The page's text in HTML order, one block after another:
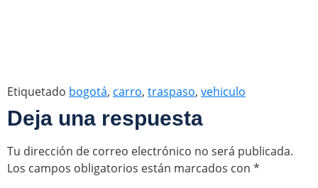
Etiquetado bogotá, carro, traspaso, vehiculo
Deja una respuesta
Tu dirección de correo electrónico no será publicada.
Los campos obligatorios están marcados con *